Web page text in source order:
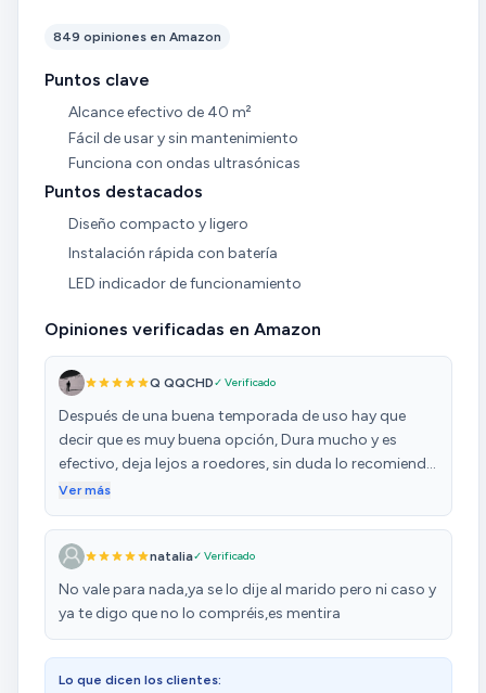
849 opiniones en Amazon
Puntos clave
Alcance efectivo de 40 m²
Fácil de usar y sin mantenimiento
Funciona con ondas ultrasónicas
Puntos destacados
Diseño compacto y ligero
Instalación rápida con batería
LED indicador de funcionamiento
Opiniones verificadas en Amazon
Q QQCHD✓ Verificado
Después de una buena temporada de uso hay que
decir que es muy buena opción, Dura mucho y es
efectivo, deja lejos a roedores, sin duda lo recomiendo
y volveré a comprarlo en cuanto necesitemos,
Ver más
natalia✓ Verificado
No vale para nada,ya se lo dije al marido pero ni caso y
ya te digo que no lo compréis,es mentira
Lo que dicen los clientes: